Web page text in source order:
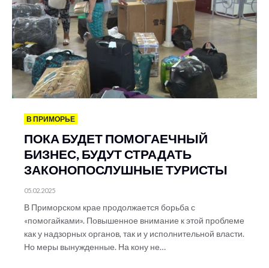
В ПРИМОРЬЕ
ПОКА БУДЕТ ПОМОГАЕЧНЫЙ
БИЗНЕС, БУДУТ СТРАДАТЬ
ЗАКОНОПОСЛУШНЫЕ ТУРИСТЫ
05.02.2025
В Приморском крае продолжается борьба с
«помогайками». Повышенное внимание к этой проблеме
как у надзорных органов, так и у исполнительной власти.
Но меры вынужденные. На кону не…